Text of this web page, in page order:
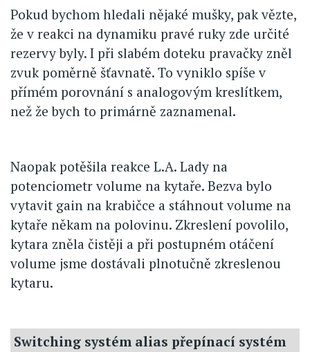
Pokud bychom hledali nějaké mušky, pak vězte,
že v reakci na dynamiku pravé ruky zde určité
rezervy byly. I při slabém doteku pravačky zněl
zvuk poměrně šťavnatě. To vyniklo spíše v
přímém porovnání s analogovým kreslítkem,
než že bych to primárně zaznamenal.
Naopak potěšila reakce L.A. Lady na
potenciometr volume na kytaře. Bezva bylo
vytavit gain na krabičce a stáhnout volume na
kytaře někam na polovinu. Zkreslení povolilo,
kytara zněla čistěji a při postupném otáčení
volume jsme dostávali plnotučně zkreslenou
kytaru.
Switching systém alias přepínací systém